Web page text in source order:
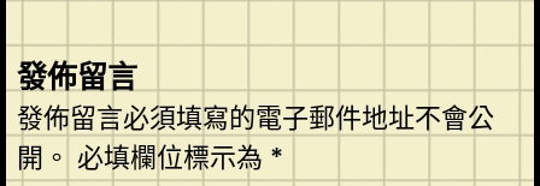
發佈留言
發佈留言必須填寫的電子郵件地址不會公
開。 必填欄位標示為 *